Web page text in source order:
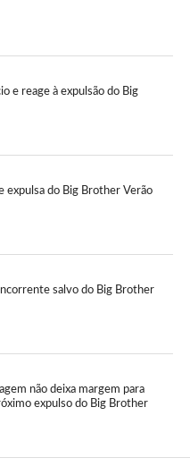
e reage à expulsão do Big
expulsa do Big Brother Verão
salvo do Big Brother
não deixa margem para
expulso do Big Brother